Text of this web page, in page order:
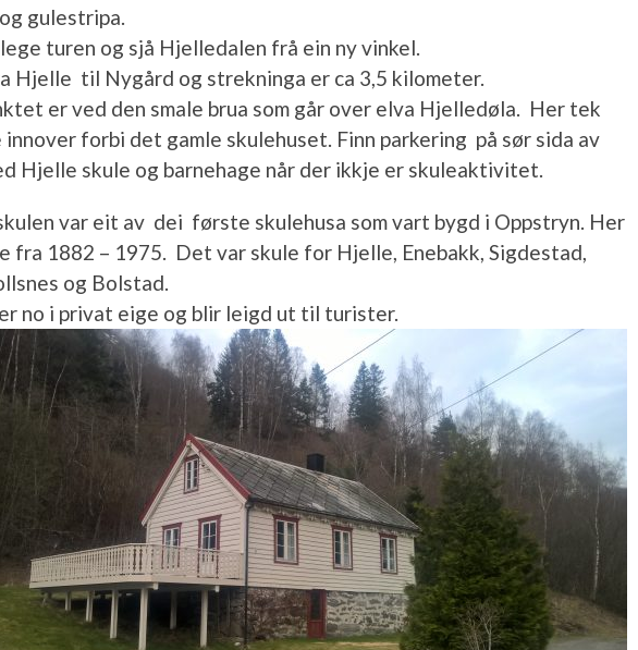
gulestripa.
turen og sjå Hjelledalen frå ein ny vinkel.
Hjelle til Nygård og strekninga er ca 3,5 kilometer.
er ved den smale brua som går over elva Hjelledøla. Her tek
forbi det gamle skulehuset. Finn parkering på sør sida av
Hjelle skule og barnehage når der ikkje er skuleaktivitet.
var eit av dei første skulehusa som vart bygd i Oppstryn. Her
fra 1882 – 1975. Det var skule for Hjelle, Enebakk, Sigdestad,
og Bolstad.
no i privat eige og blir leigd ut til turister.